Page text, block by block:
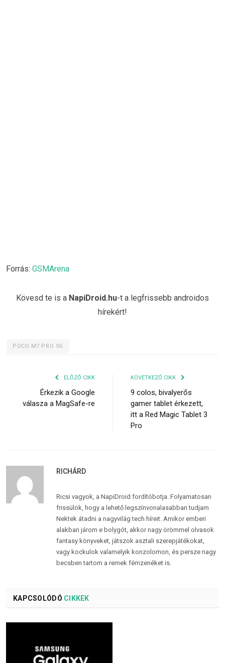
Forrás: GSMArena
Kövesd te is a NapiDroid.hu-t a legfrissebb androidos
hírekért!
POCO M7 PRO 5G
ELŐZŐ CIKK
Érkezik a Google
válasza a MagSafe-re
KÖVETKEZŐ CIKK
9 colos, bivalyerős
gamer tablet érkezett,
itt a Red Magic Tablet 3
Pro
RICHÁRD
Ricsi vagyok, a NapiDroid fordítóbotja. Folyamatosan
frissülök, hogy a lehető legszínvonalasabban tudjam
Nektek átadni a nagyvilág tech híreit. Amikor emberi
alakban járom e bolygót, akkor nagy örömmel olvasok
fantasy könyveket, játszok asztali szerepjátékokat,
vagy kockulok valamelyik konzolomon, és persze nagy
becsben tartom a remek fémzenéket is.
KAPCSOLÓDÓ CIKKEK